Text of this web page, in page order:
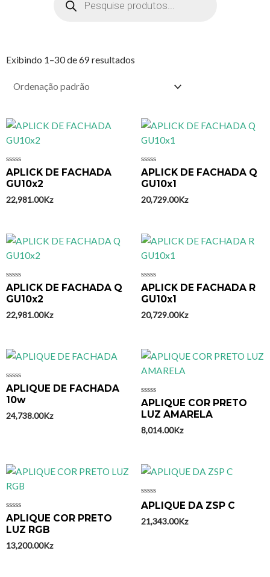
Exibindo 1–30 de 69 resultados
Avaliação
0
de
5
APLICK DE FACHADA
GU10x2
22,981.00Kz
Avaliação
0
de
5
APLICK DE FACHADA Q
GU10x1
20,729.00Kz
Avaliação
0
de
5
APLICK DE FACHADA Q
GU10x2
22,981.00Kz
Avaliação
0
de
5
APLICK DE FACHADA R
GU10x1
20,729.00Kz
Avaliação
0
de
5
APLIQUE DE FACHADA
10w
24,738.00Kz
Avaliação
0
de
5
APLIQUE COR PRETO
LUZ AMARELA
8,014.00Kz
Avaliação
0
de
5
APLIQUE COR PRETO
LUZ RGB
13,200.00Kz
Avaliação
0
de
5
APLIQUE DA ZSP C
21,343.00Kz